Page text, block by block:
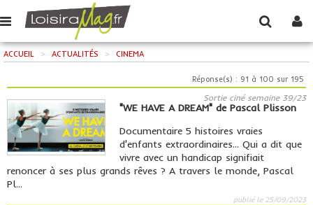
ACCUEIL > ACTUALITÉS > CINEMA
Réponse(s) : 91 à 100 sur 195
Sortie ciné semaine 39/23
"WE HAVE A DREAM" de Pascal Plisson
Documentaire 5 histoires vraies
d'enfants extraordinaires... Qui a dit que
vivre avec un handicap signifiait
renoncer à ses plus grands rêves ? A travers le monde, Pascal
Pl...
publié le 25/09/2023